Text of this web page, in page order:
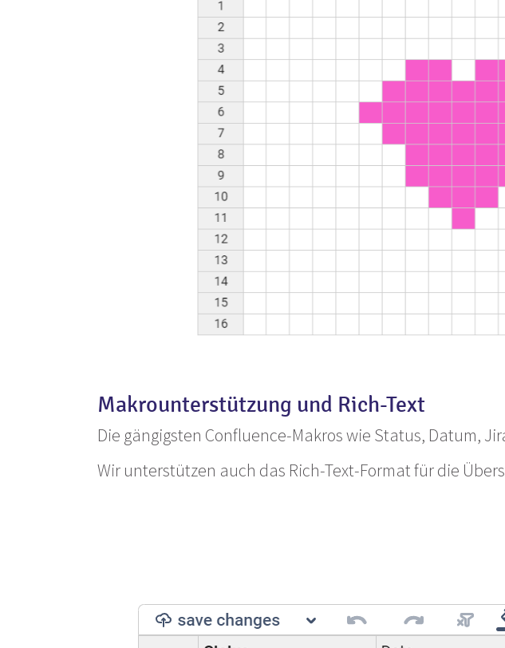
Makrounterstützung und Rich-Text
Die gängigsten Confluence-Makros wie Status, Datum,
Wir unterstützen auch das Rich-Text-Format für die